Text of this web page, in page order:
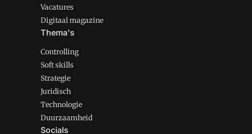
Vacatures
Digitaal magazine
Thema's
Controlling
Soft skills
Strategie
Juridisch
Technologie
Duurzaamheid
Socials